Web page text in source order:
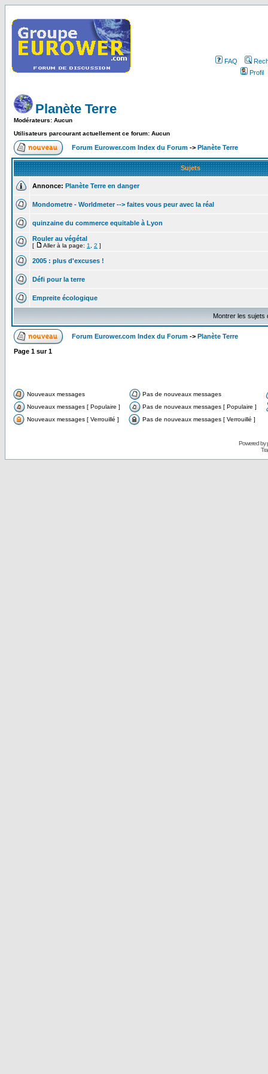
FAQ
Profil
Planète Terre
Modérateurs: Aucun
Utilisateurs parcourant actuellement ce forum: Aucun
Forum Eurower.com Index du Forum -> Planète Terre
Sujets
Annonce: Planète Terre en danger
Mondometre - Worldmeter --> faites vous peur avec la réal
quinzaine du commerce equitable à Lyon
Rouler au végétal
[ Aller à la page: 1 2 ]
2005 : plus d'excuses !
Défi pour la terre
Empreite écologique
Montrer les sujets
Forum Eurower.com Index du Forum -> Planète Terre
Page 1 sur1
Nouveaux messages
Pas de nouveaux messages
Nouveaux messages [ Populaire ]
Pas de nouveaux messages [ Populaire ]
Nouveaux messages [ Verrouillé ]
Pas de nouveaux messages [ Verrouillé ]
Powered by